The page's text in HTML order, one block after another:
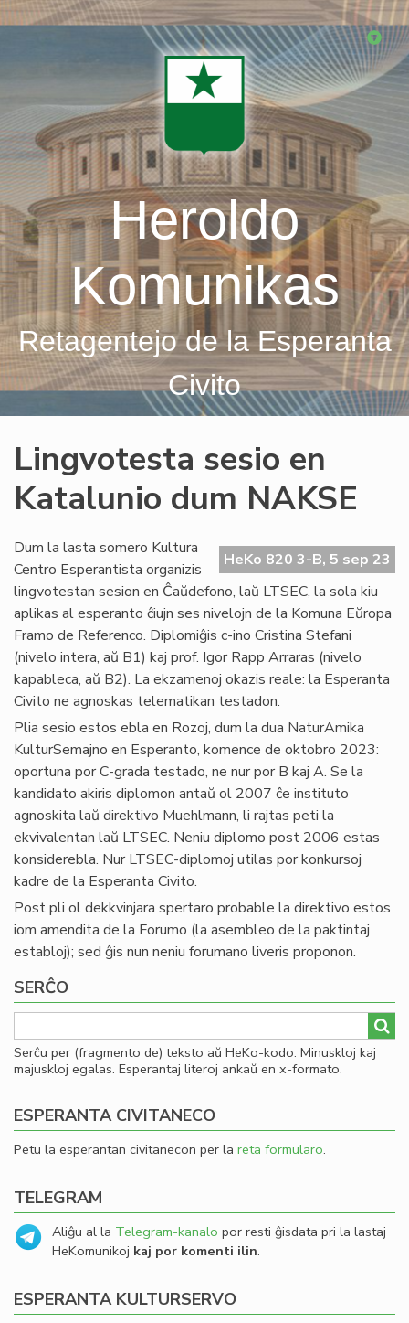
Skip
Heroldo
Komunikas
Retagentejo de la Esperanta
Civito
Lingvotesta sesio en
Katalunio dum NAKSE
HeKo 820 3-B, 5 sep 23
Dum la lasta somero Kultura
Centro Esperantista organizis
lingvotestan sesion en Ĉaŭdefono, laŭ LTSEC, la sola kiu
aplikas al esperanto ĉiujn ses nivelojn de la Komuna Eŭropa
Framo de Referenco. Diplomiĝis c-ino Cristina Stefani
(nivelo intera, aŭ B1) kaj prof. Igor Rapp Arraras (nivelo
kapableca, aŭ B2). La ekzamenoj okazis reale: la Esperanta
Civito ne agnoskas telematikan testadon.
Plia sesio estos ebla en Rozoj, dum la dua NaturAmika
KulturSemajno en Esperanto, komence de oktobro 2023:
oportuna por C-grada testado, ne nur por B kaj A. Se la
kandidato akiris diplomon antaŭ ol 2007 ĉe instituto
agnoskita laŭ direktivo Muehlmann, li rajtas peti la
ekvivalentan laŭ LTSEC. Neniu diplomo post 2006 estas
konsiderebla. Nur LTSEC-diplomoj utilas por konkursoj
kadre de la Esperanta Civito.
Post pli ol dekkvinjara spertaro probable la direktivo estos
iom amendita de la Forumo (la asembleo de la paktintaj
establoj); sed ĝis nun neniu forumano liveris proponon.
SERĈO
Serĉu per (fragmento de) teksto aŭ HeKo-kodo. Minuskloj kaj
majuskloj egalas. Esperantaj literoj ankaŭ en x-formato.
ESPERANTA CIVITANECO
Petu la esperantan civitanecon per la reta formularo.
TELEGRAM
Aliĝu al la Telegram-kanalo por resti ĝisdata pri la lastaj
HeKomunikoj kaj por komenti ilin.
ESPERANTA KULTURSERVO